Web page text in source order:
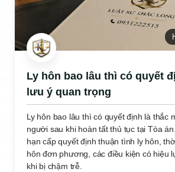
Ly hôn bao lâu thì có quyết
lưu ý quan trọng
Ly hôn bao lâu thì có quyết định là thắc
người sau khi hoàn tất thủ tục tại Tòa
hạn cấp quyết định thuận tình ly hôn,
hôn đơn phương, các điều kiện có hiệu
khi bị chậm trễ.